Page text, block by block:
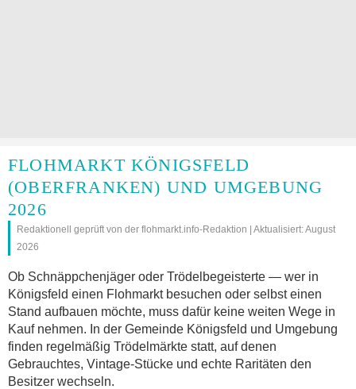
FLOHMARKT KÖNIGSFELD
(OBERFRANKEN) UND UMGEBUNG
2026
Redaktionell geprüft von der flohmarkt.info-Redaktion | Aktualisiert: August
2026
Ob Schnäppchenjäger oder Trödelbegeisterte — wer in
Königsfeld einen Flohmarkt besuchen oder selbst einen
Stand aufbauen möchte, muss dafür keine weiten Wege in
Kauf nehmen. In der Gemeinde Königsfeld und Umgebung
finden regelmäßig Trödelmärkte statt, auf denen
Gebrauchtes, Vintage-Stücke und echte Raritäten den
Besitzer wechseln.